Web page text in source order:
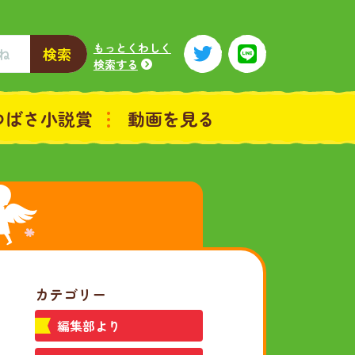
検索
もっとくわしく
検索する
ばさ小説賞 動画を見る
カテゴリー
編集部より